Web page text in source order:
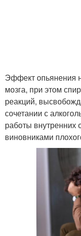
Эффект опьянения
мозга, при этом
реакций,
сочетании с
работы внутренних
виновниками